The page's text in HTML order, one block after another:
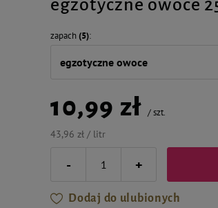
egzotyczne owoce
zapach(5)
egzotyczne owoce
10,99 zł /szt.
43,96 zł / litr
- +
Dodaj do ulubionych